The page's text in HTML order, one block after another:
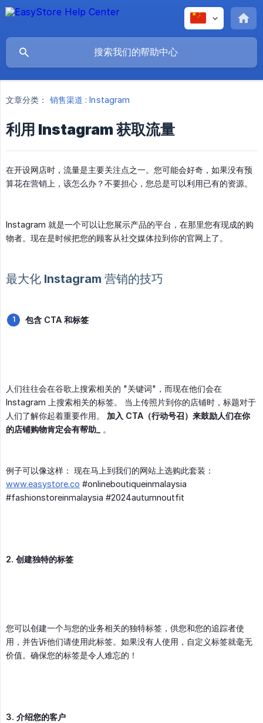
文章分类： 销售渠道 : Instagram
利用 Instagram 获取流量
在开设网店时，流量是主要关注点之一。您可能会好奇，如果没有预
算花在营销上，该怎么办？不要担心，您总是可以利用已有的资源。
Instagram 就是一个可以让您展示产品的平台，在那里您有现成的购
物者。现在是时候把您的顾客从社交媒体拉到你的官网上了。
最大化 Instagram 营销的技巧
包含 CTA 和标签
人们往往会在谷歌上搜索相关的 "关键词"，而现在他们会在
Instagram 上搜索相关的标签。 当上传照片到你的店铺时，标题对于
人们了解你起着重要作用。 加入 CTA（行动号召）来鼓励人们在你
的店铺购物肯定会有帮助_
。
例子可以像这样： 现在马上到我们的网站上选购此套装：
www.easystore.co #onlineboutiqueinmalaysia
#fashionstoreinmalaysia #2024autumnoutfit
2. 创建独特的标签
您可以创建一个与您的业务相关的独特标签，供您和您的追踪者使
用，并告诉他们请使用此标签。如果没有人使用，自定义标签就毫无
价值。确保您的标签是令人难忘的！
3. 介绍您的客户